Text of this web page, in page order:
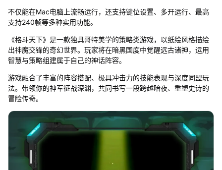
不仅能在Mac电脑上流畅运行，还支持键位设置、多开运行、最高
支持240帧等多种实用功能。
《格斗天下》是一款独具哥特美学的策略类游戏，以纸绘风格描绘
出神魔交锋的奇幻世界。玩家将在暗黑国度中觉醒远古诸神，运用
智慧与策略组建属于自己的神话阵容。
游戏融合了丰富的阵容搭配、极具冲击力的技能表现与深度同盟玩
法。带领你的神军征战深渊，共同书写一段跨越暗夜、重塑史诗的
冒险传奇。